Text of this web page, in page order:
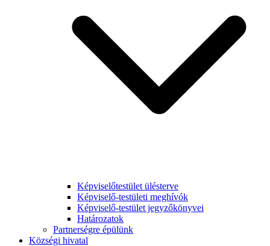
Képviselőtestület ülésterve
Képviselő-testületi meghívók
Képviselő-testület jegyzőkönyvei
Határozatok
Partnerségre épülünk
Községi hivatal